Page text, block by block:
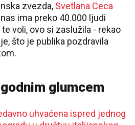
zvezda, Svetlana Ceca
ima preko 40.000 ljudi
voli, ovo si zaslužila - rekao
što je publika pozdravila
glumcem
uhvaćena ispred jednog